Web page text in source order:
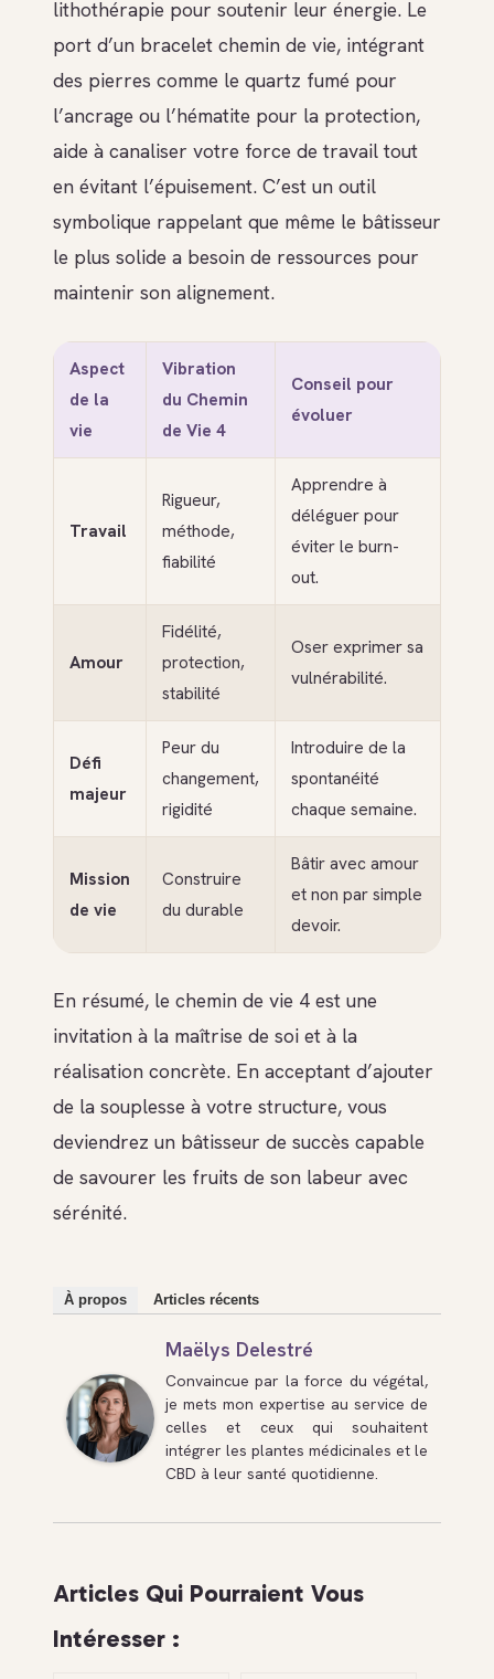
lithothérapie pour soutenir leur énergie. Le
port d’un bracelet chemin de vie, intégrant
des pierres comme le quartz fumé pour
l’ancrage ou l’hématite pour la protection,
aide à canaliser votre force de travail tout
en évitant l’épuisement. C’est un outil
symbolique rappelant que même le bâtisseur
le plus solide a besoin de ressources pour
maintenir son alignement.
Aspect
de la
vie
Vibration
du Chemin
de Vie 4
Conseil pour
évoluer
Travail
Rigueur,
méthode,
fiabilité
Apprendre à
déléguer pour
éviter le burn-
out.
Amour
Fidélité,
protection,
stabilité
Oser exprimer sa
vulnérabilité.
Défi
majeur
Peur du
changement,
rigidité
Introduire de la
spontanéité
chaque semaine.
Mission
de vie
Construire
du durable
Bâtir avec amour
et non par simple
devoir.
En résumé, le chemin de vie 4 est une
invitation à la maîtrise de soi et à la
réalisation concrète. En acceptant d’ajouter
de la souplesse à votre structure, vous
deviendrez un bâtisseur de succès capable
de savourer les fruits de son labeur avec
sérénité.
À propos Articles récents
Maëlys Delestré
Convaincue par la force du végétal,
je mets mon expertise au service de
celles et ceux qui souhaitent
intégrer les plantes médicinales et le
CBD à leur santé quotidienne.
Articles Qui Pourraient Vous
Intéresser :